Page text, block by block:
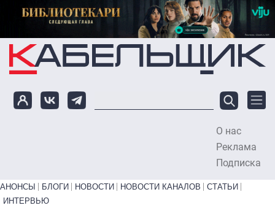
Перейти к основному содержанию
О нас
Реклама
Подписка
Primary links bottom
АНОНСЫ БЛОГИ НОВОСТИ НОВОСТИ КАНАЛОВ
СТАТЬИ
ИНТЕРВЬЮ